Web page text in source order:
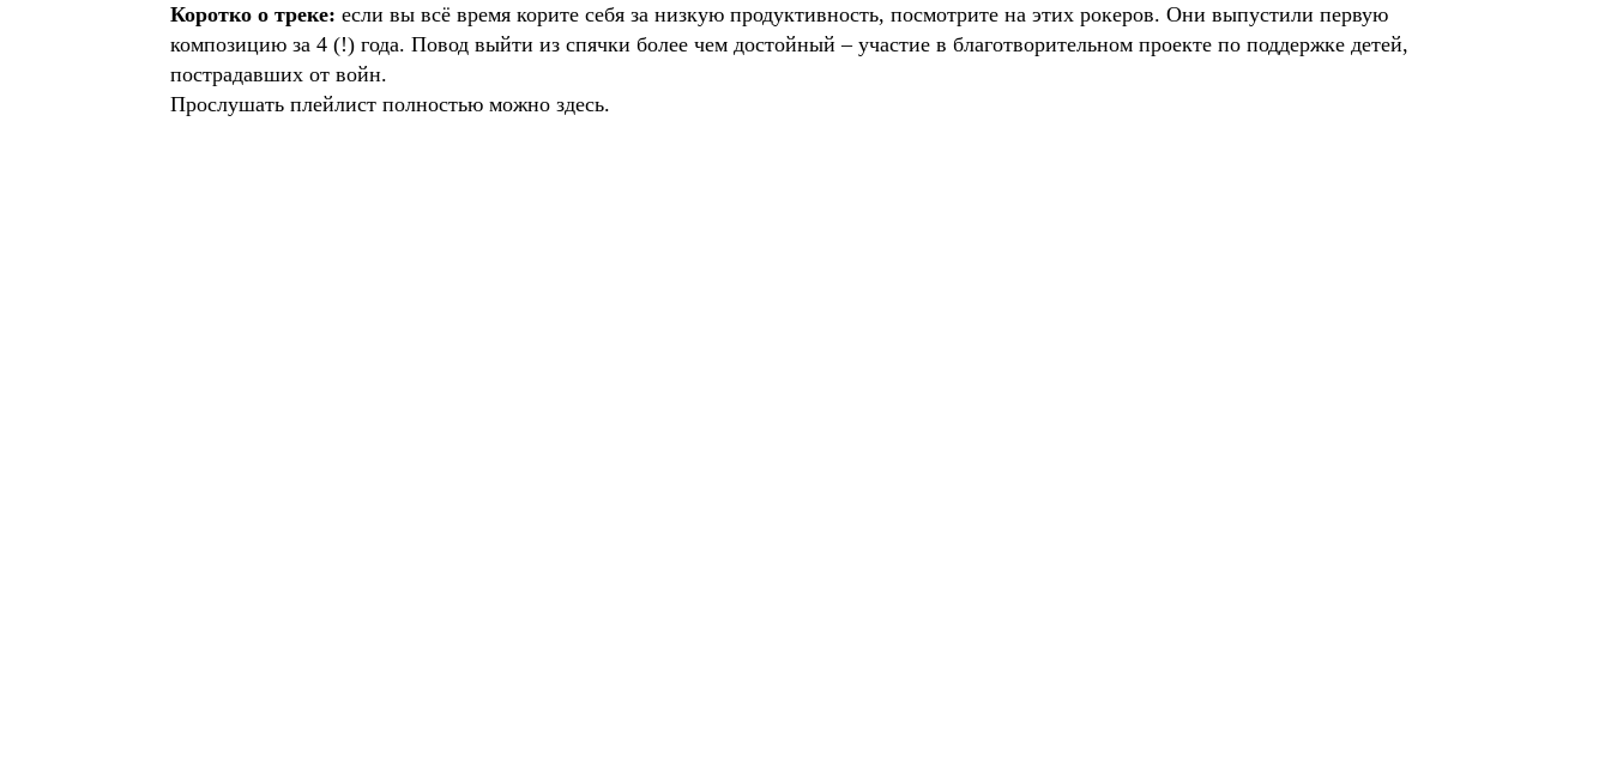
Коротко о треке: если вы всё время корите себя за низкую продуктивность, посмотрите на этих рокеров. Они выпустили первую
композицию за 4 (!) года. Повод выйти из спячки более чем достойный – участие в благотворительном проекте по поддержке детей,
пострадавших от войн.
Прослушать плейлист полностью можно здесь.